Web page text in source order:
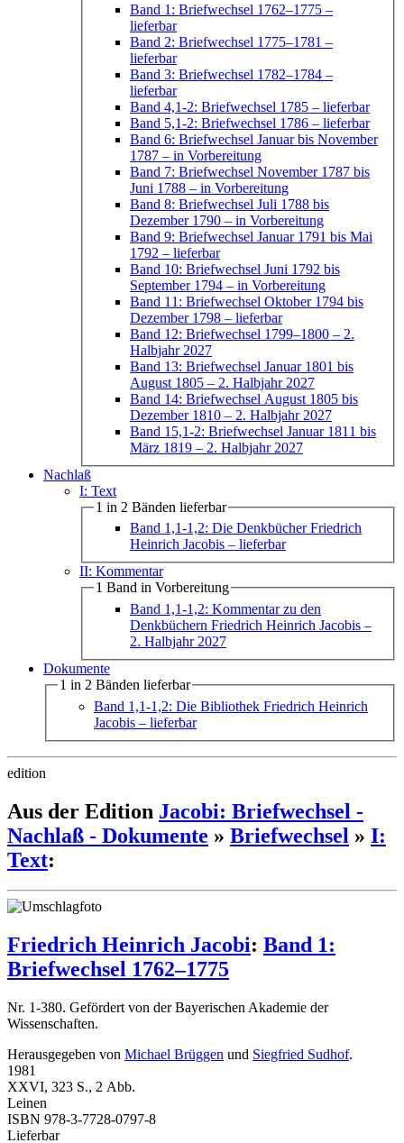
Band 1: Briefwechsel 1762–1775 –
lieferbar
Band 2: Briefwechsel 1775–1781 –
lieferbar
Band 3: Briefwechsel 1782–1784 –
lieferbar
Band 4,1-2: Briefwechsel 1785 – lieferbar
Band 5,1-2: Briefwechsel 1786 – lieferbar
Band 6: Briefwechsel Januar bis November
1787 – in Vorbereitung
Band 7: Briefwechsel November 1787 bis
Juni 1788 – in Vorbereitung
Band 8: Briefwechsel Juli 1788 bis
Dezember 1790 – in Vorbereitung
Band 9: Briefwechsel Januar 1791 bis Mai
1792 – lieferbar
Band 10: Briefwechsel Juni 1792 bis
September 1794 – in Vorbereitung
Band 11: Briefwechsel Oktober 1794 bis
Dezember 1798 – lieferbar
Band 12: Briefwechsel 1799–1800 – 2.
Halbjahr 2027
Band 13: Briefwechsel Januar 1801 bis
August 1805 – 2. Halbjahr 2027
Band 14: Briefwechsel August 1805 bis
Dezember 1810 – 2. Halbjahr 2027
Band 15,1-2: Briefwechsel Januar 1811 bis
März 1819 – 2. Halbjahr 2027
Nachlaß
I: Text
1 in 2 Bänden lieferbar
Band 1,1-1,2: Die Denkbücher Friedrich
Heinrich Jacobis – lieferbar
II: Kommentar
1 Band in Vorbereitung
Band 1,1-1,2: Kommentar zu den
Denkbüchern Friedrich Heinrich Jacobis –
2. Halbjahr 2027
Dokumente
1 in 2 Bänden lieferbar
Band 1,1-1,2: Die Bibliothek Friedrich Heinrich
Jacobis – lieferbar
edition
Aus der Edition Jacobi: Briefwechsel -
Nachlaß - Dokumente » Briefwechsel » I:
Text:
Friedrich Heinrich Jacobi: Band 1:
Briefwechsel 1762–1775
Nr. 1-380. Gefördert von der Bayerischen Akademie der
Wissenschaften.
Herausgegeben von Michael Brüggen und Siegfried Sudhof.
1981
XXVI, 323 S., 2 Abb.
Leinen
ISBN 978-3-7728-0797-8
Lieferbar